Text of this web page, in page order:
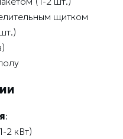
щитком
:
2 кВт)